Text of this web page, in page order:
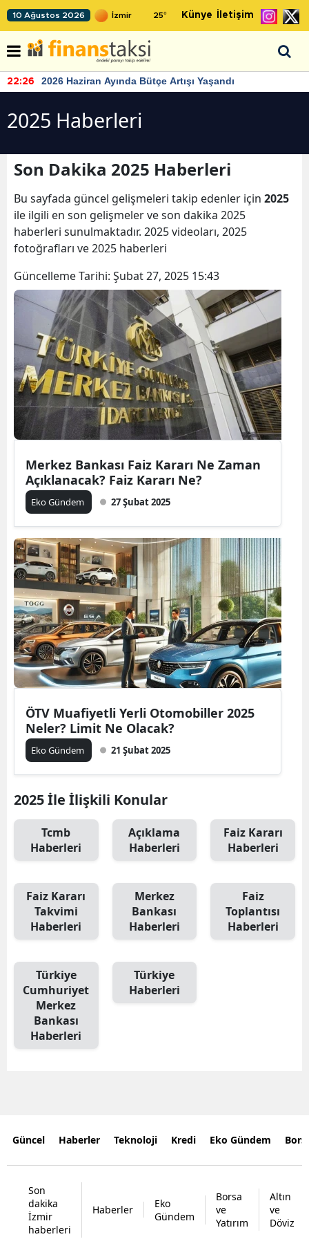
10 Ağustos 2026 25° Künye İletişim
22:26 2026 Haziran Ayında Bütçe Artışı Yaşandı
2025 Haberleri
Son Dakika 2025 Haberleri
Bu sayfada güncel gelişmeleri takip edenler için 2025
ile ilgili en son gelişmeler ve son dakika 2025
haberleri sunulmaktadır. 2025 videoları, 2025
fotoğrafları ve 2025 haberleri
Güncelleme Tarihi: Şubat 27, 2025 15:43
Merkez Bankası Faiz Kararı Ne Zaman
Açıklanacak? Faiz Kararı Ne?
Eko Gündem 27 Şubat 2025
ÖTV Muafiyetli Yerli Otomobiller 2025
Neler? Limit Ne Olacak?
Eko Gündem 21 Şubat 2025
2025 İle İlişkili Konular
Tcmb
Haberleri
Açıklama
Haberleri
Faiz Kararı
Haberleri
Faiz Kararı
Takvimi
Haberleri
Merkez
Bankası
Haberleri
Faiz
Toplantısı
Haberleri
Türkiye
Cumhuriyet
Merkez
Bankası
Haberleri
Türkiye
Haberleri
Güncel Haberler Teknoloji Kredi Eko Gündem
Son
dakika
İzmir
haberleri
Haberler
Eko
Gündem
Borsa
ve
Yatırım
Altın
ve
Döviz